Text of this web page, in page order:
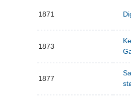
1871
1873
1877